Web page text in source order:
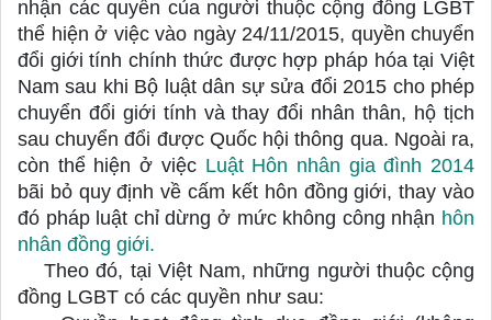
nhận các quyền của người thuộc cộng đồng LGBT
thể hiện ở việc vào ngày 24/11/2015, quyền chuyển
đổi giới tính chính thức được hợp pháp hóa tại Việt
Nam sau khi Bộ luật dân sự sửa đổi 2015 cho phép
chuyển đổi giới tính và thay đổi nhân thân, hộ tịch
sau chuyển đổi được Quốc hội thông qua. Ngoài ra,
còn thể hiện ở việc Luật Hôn nhân gia đình 2014
bãi bỏ quy định về cấm kết hôn đồng giới, thay vào
đó pháp luật chỉ dừng ở mức không công nhận hôn
nhân đồng giới.
Theo đó, tại Việt Nam, những người thuộc cộng
đồng LGBT có các quyền như sau: